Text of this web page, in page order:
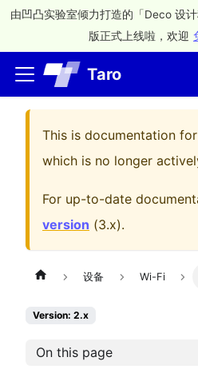
由凹凸实验室倾力打造的「Deco 设
版正式上线啦，欢迎
Taro
This is documentation for
which is no longer
For up-to-date
version (3.x).
设备 Wi-Fi
Version: 2.x
On this page